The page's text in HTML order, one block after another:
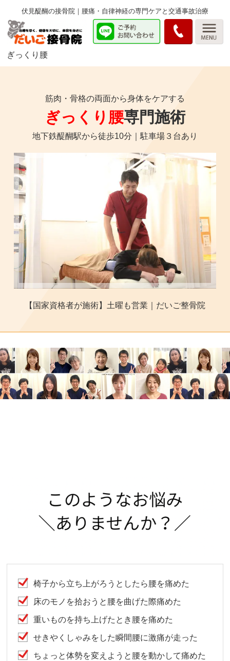
伏見醍醐の接骨院｜腰痛・自律神経の専門ケアと交通事故治療
ぎっくり腰
筋肉・骨格の両面から身体をケアする
ぎっくり腰専門施術
地下鉄醍醐駅から徒歩10分｜駐車場３台あり
【国家資格者が施術】土曜も営業｜だいご整骨院
椅子から立ち上がろうとしたら腰を痛めた
床のモノを拾おうと腰を曲げた際痛めた
重いものを持ち上げたとき腰を痛めた
せきやくしゃみをした瞬間腰に激痛が走った
ちょっと体勢を変えようと腰を動かして痛めた